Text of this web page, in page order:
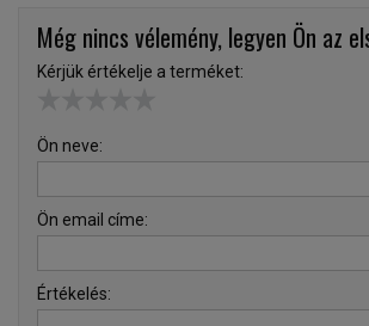
Még nincs vélemény, legyen Ön az
Kérjük értékelje a terméket:
Ön neve:
Ön email címe:
Értékelés: